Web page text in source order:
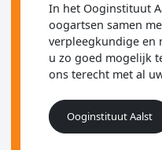
In het Ooginstituut
oogartsen samen
verpleegkundige en
u zo goed mogelijk
ons terecht met al
Ooginstituut Aalst